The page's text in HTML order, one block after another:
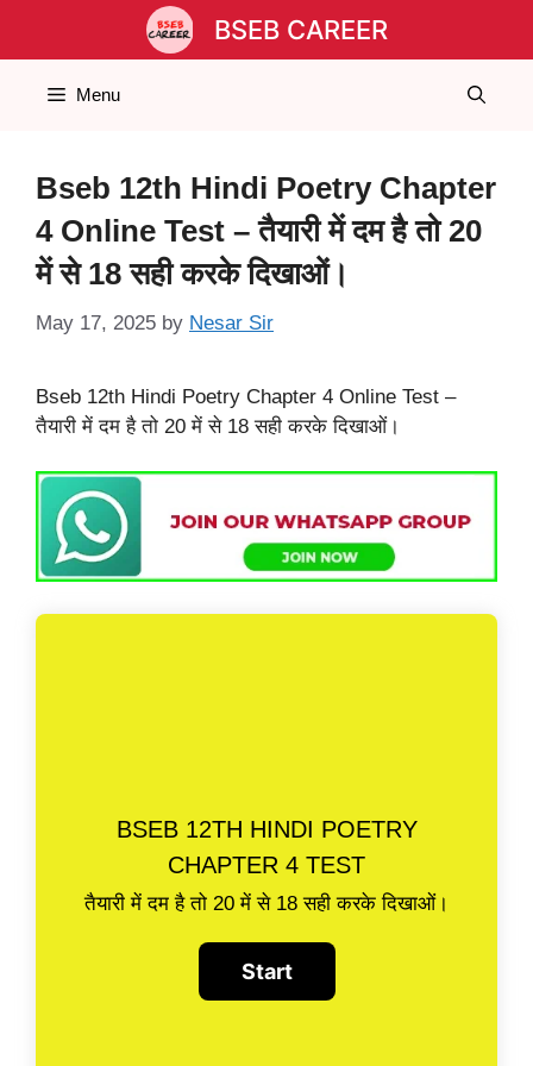
BSEB CAREER
Menu
Bseb 12th Hindi Poetry Chapter
4 Online Test – तैयारी में दम है तो 20
में से 18 सही करके दिखाओं।
May 17, 2025 by Nesar Sir
Bseb 12th Hindi Poetry Chapter 4 Online Test –
तैयारी में दम है तो 20 में से 18 सही करके दिखाओं।
BSEB 12TH HINDI POETRY
CHAPTER 4 TEST
तैयारी में दम है तो 20 में से 18 सही करके दिखाओं।